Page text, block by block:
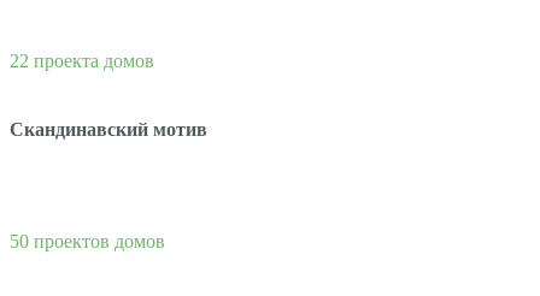
22 проекта домов
Скандинавский мотив
50 проектов домов